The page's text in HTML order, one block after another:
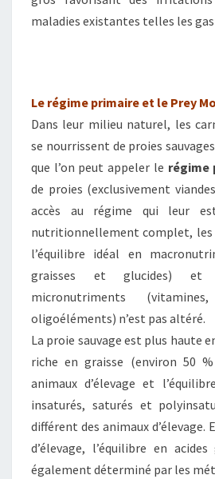
maladies existantes telles les
Le régime primaire et le Prey
Dans leur milieu naturel, les
se nourrissent de proies
que l’on peut appeler le régime
de proies (exclusivement
accès au régime qui leur
nutritionnellement complet, les
l’équilibre idéal en
graisses et glucides)
micronutriments
oligoéléments) n’est pas altéré.
La proie sauvage est plus haute
riche en graisse (environ 50
animaux d’élevage et
insaturés, saturés et
différent des animaux d’élevage.
d’élevage, l’équilibre en
également déterminé par les